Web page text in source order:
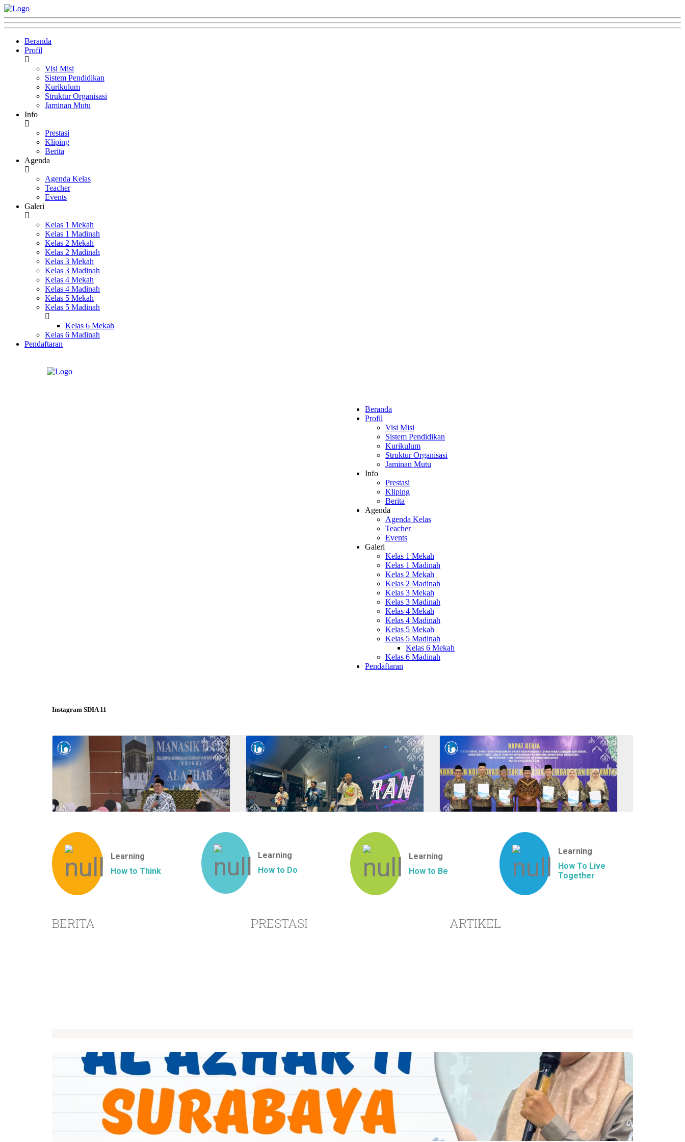
Beranda
Profil
Visi Misi
Sistem Pendidikan
Kurikulum
Struktur Organisasi
Jaminan Mutu
Info
Prestasi
Kliping
Berita
Agenda
Agenda Kelas
Teacher
Events
Galeri
Kelas 1 Mekah
Kelas 1 Madinah
Kelas 2 Mekah
Kelas 2 Madinah
Kelas 3 Mekah
Kelas 3 Madinah
Kelas 4 Mekah
Kelas 4 Madinah
Kelas 5 Mekah
Kelas 5 Madinah
Kelas 6 Mekah
Kelas 6 Madinah
Pendaftaran
Beranda
Profil
Visi Misi
Sistem Pendidikan
Kurikulum
Struktur Organisasi
Jaminan Mutu
Info
Prestasi
Kliping
Berita
Agenda
Agenda Kelas
Teacher
Events
Galeri
Kelas 1 Mekah
Kelas 1 Madinah
Kelas 2 Mekah
Kelas 2 Madinah
Kelas 3 Mekah
Kelas 3 Madinah
Kelas 4 Mekah
Kelas 4 Madinah
Kelas 5 Mekah
Kelas 5 Madinah
Kelas 6 Mekah
Kelas 6 Madinah
Pendaftaran
Instagram SDIA 11
Learning
How to Think
Learning
How to Do
Learning
How to Be
Learning
How To Live
Together
BERITA PRESTASI ARTIKEL